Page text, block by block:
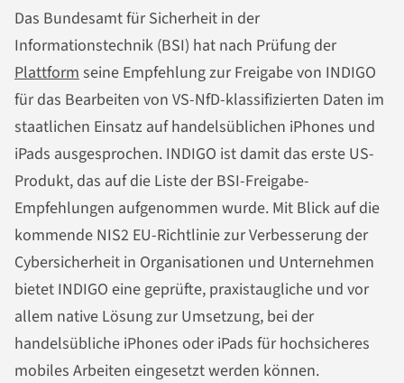
Das Bundesamt für Sicherheit in der
Informationstechnik (BSI) hat nach Prüfung der
Plattform seine Empfehlung zur Freigabe von INDIGO
für das Bearbeiten von VS-NfD-klassifizierten Daten im
staatlichen Einsatz auf handelsüblichen iPhones und
iPads ausgesprochen. INDIGO ist damit das erste US-
Produkt, das auf die Liste der BSI-Freigabe-
Empfehlungen aufgenommen wurde. Mit Blick auf die
kommende NIS2 EU-Richtlinie zur Verbesserung der
Cybersicherheit in Organisationen und Unternehmen
bietet INDIGO eine geprüfte, praxistaugliche und vor
allem native Lösung zur Umsetzung, bei der
handelsübliche iPhones oder iPads für hochsicheres
mobiles Arbeiten eingesetzt werden können.